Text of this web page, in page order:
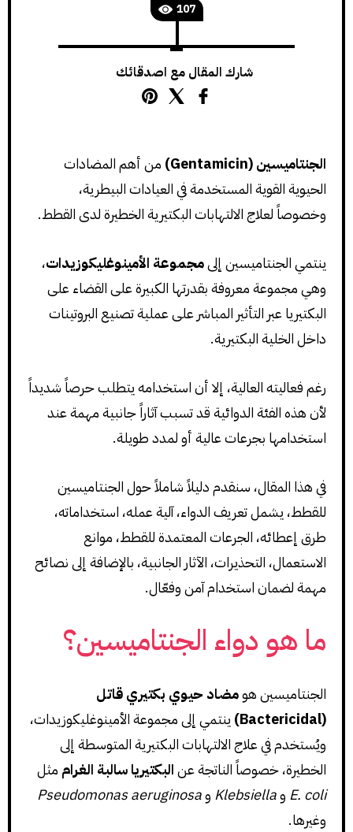
107
شارك المقال مع اصدقائك
الجنتاميسين (Gentamicin)
من أهم المضادات
الحيوية القوية المستخدمة في العيادات البيطرية،
وخصوصاً لعلاج الالتهابات البكتيرية الخطيرة لدى القطط.
ينتمي الجنتاميسين إلىمجموعة الأمينوغليكوزيدات،
وهي مجموعة معروفة بقدرتها الكبيرة على القضاء على
البكتيريا عبر التأثير المباشر على عملية تصنيع البروتينات
داخل الخلية البكتيرية.
رغم فعاليته العالية، إلا أن استخدامه يتطلب حرصاً شديداً
لأن هذه الفئة الدوائية قد تسبب آثاراً جانبية مهمة عند
استخدامها بجرعات عالية أو لمدد طويلة.
في هذا المقال، سنقدم دليلاً شاملاً حول الجنتاميسين
للقطط، يشمل تعريف الدواء، آلية عمله، استخداماته،
طرق إعطائه، الجرعات المعتمدة للقطط، موانع
الاستعمال، التحذيرات، الآثار الجانبية، بالإضافة إلى نصائح
مهمة لضمان استخدام آمن وفعّال.
ما هو دواء الجنتاميسين؟
الجنتاميسين هومضاد حيوي بكتيري قاتل
(Bactericidal)
ينتمي إلى مجموعة الأمينوغليكوزيدات،
ويُستخدم في علاج الالتهابات البكتيرية المتوسطة إلى
الخطيرة، خصوصاً الناتجة عنالبكتيريا سالبة الغرام مثل
E. coli وKlebsiella وPseudomonas aeruginosa
وغيرها.